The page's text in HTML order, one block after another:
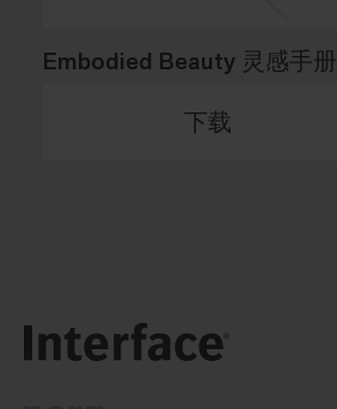
Embodied Beauty 灵感手册
下载